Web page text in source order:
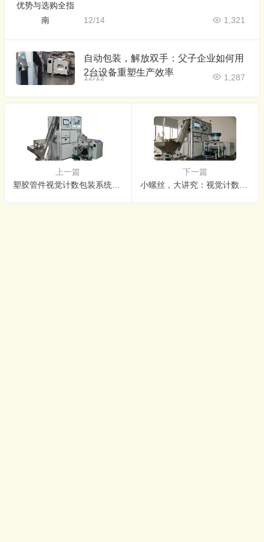
12/14 1,321
自动包装，解放双手：父子企业如何用
2台设备重塑生产效率
12/12 1,287
上一篇
塑胶管件视觉计数包装系统：实现零误差、全自动的出厂管理
下一篇